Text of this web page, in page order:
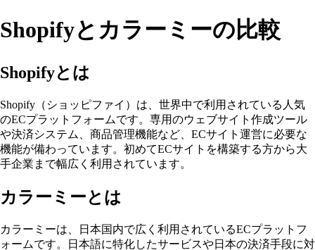
Shopifyとカラーミーの比較
Shopifyとは
Shopify（ショッピファイ）は、世界中で利用されている人気
のECプラットフォームです。専用のウェブサイト作成ツール
や決済システム、商品管理機能など、ECサイト運営に必要な
機能が備わっています。初めてECサイトを構築する方から大
手企業まで幅広く利用されています。
カラーミーとは
カラーミーは、日本国内で広く利用されているECプラットフ
ォームです。日本語に特化したサービスや日本の決済手段に対